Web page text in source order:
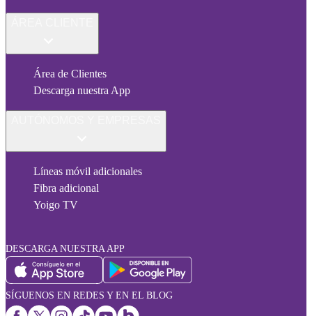
Área de Clientes
Descarga nuestra App
Líneas móvil adicionales
Fibra adicional
Yoigo TV
DESCARGA NUESTRA APP
SÍGUENOS EN REDES Y EN EL BLOG